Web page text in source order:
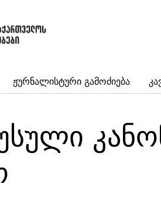
Ჟურნალისტური Გამოძიება